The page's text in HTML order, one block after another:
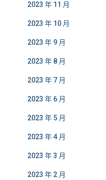
2023 年 11 月
2023 年 10 月
2023 年 9 月
2023 年 8 月
2023 年 7 月
2023 年 6 月
2023 年 5 月
2023 年 4 月
2023 年 3 月
2023 年 2 月